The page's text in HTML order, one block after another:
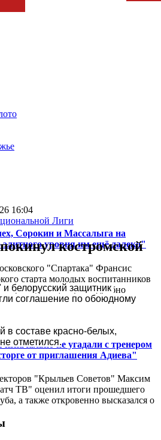
Сорокин и Массалыга на
уровня им ещё далеко"
"Спартака" Франсис
старта молодых воспитанников
"Оренбурга" (5:1) и подробно
системы...
не угадали с тренером
от приглашения Адиева"
"Крыльев Советов" Максим
ТВ" оценил итоги прошедшего
а также откровенно высказался о
16:04
Лиги
костромской
белорусский защитник
соглашение по обоюдному
в составе красно-белых,
отметился.